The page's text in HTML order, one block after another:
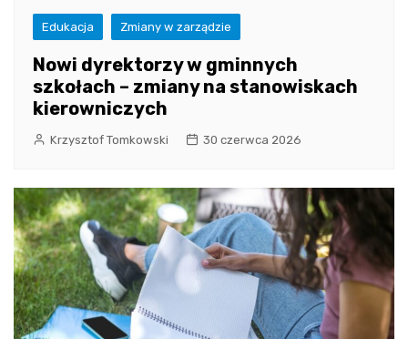
Edukacja Zmiany w zarządzie
Nowi dyrektorzy w gminnych
szkołach – zmiany na stanowiskach
kierowniczych
Krzysztof Tomkowski 30 czerwca 2026